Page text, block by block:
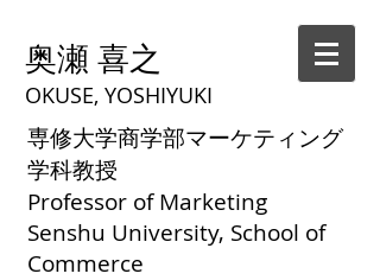
奥瀬 喜之
OKUSE, YOSHIYUKI
専修大学商学部マーケティング
学科教授
Professor of Marketing
Senshu University, School of
Commerce